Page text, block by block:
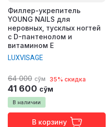
Филлер-укрепитель
YOUNG NAILS для
неровных, тусклых ногтей
с D-пантенолом и
витамином Е
LUXVISAGE
В наличии
64 000 сўм 35% скидка
41 600 сўм
В корзину